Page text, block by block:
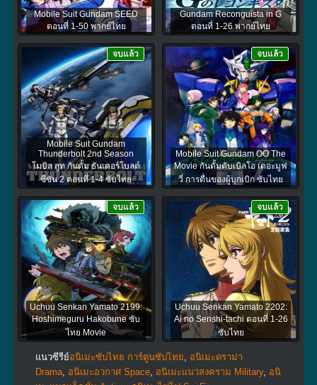
Mobile Suit Gundam SEED
ตอนที่ 1-50 พากย์ไทย
Gundam Reconguista in G
ตอนที่ 1-26 พากย์ไทย
Mobile Suit Gundam
Thunderbolt 2nd Season
โมบิล สูท กันดั้ม ธันเดอร์โบลต์
ซีซั่น 2 ตอนที่ 1-4 ซับไทย
จบแล้ว
Mobile Suit Gundam OO The
Movie กันดั้มดับเบิลโอ เดอะมูฟ
วี่ การตื่นของผู้บุกเบิก ซับไทย
จบแล้ว
Uchuu Senkan Yamato 2199:
Hoshimeguru Hakobune ซับ
ไทย Movie
จบแล้ว
Uchuu Senkan Yamato 2202:
Ai no Senshi-tachi ตอนที่ 1-26
ซับไทย
จบแล้ว
แนวซีรีย์อนิเมะซับไทย การ์ตูนซับไทย, อนิเมะดราม่า
Drama, อนิเมะอวกาศ Space, อนิเมะแนวสงคราม Military, อนิ